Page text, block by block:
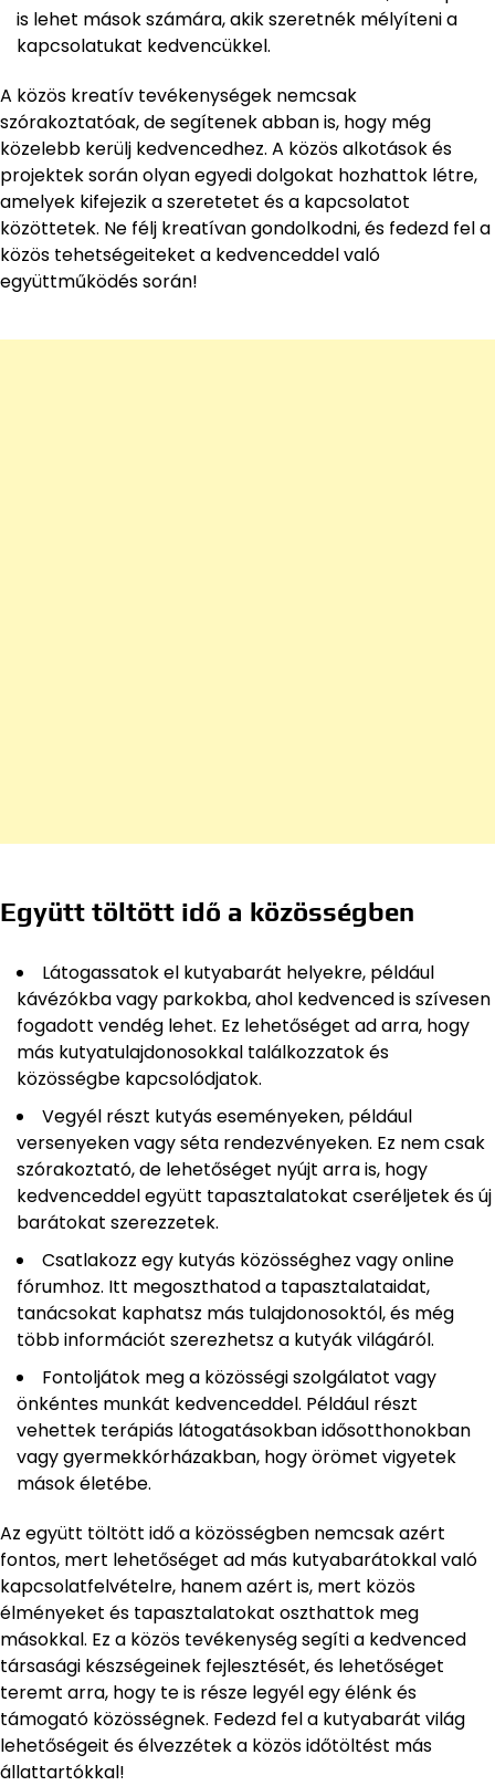
is lehet mások számára, akik szeretnék mélyíteni a
kapcsolatukat kedvencükkel.
A közös kreatív tevékenységek nemcsak
szórakoztatóak, de segítenek abban is, hogy még
közelebb kerülj kedvencedhez. A közös alkotások és
projektek során olyan egyedi dolgokat hozhattok létre,
amelyek kifejezik a szeretetet és a kapcsolatot
közöttetek. Ne félj kreatívan gondolkodni, és fedezd fel a
közös tehetségeiteket a kedvenceddel való
együttműködés során!
Együtt töltött idő a közösségben
Látogassatok el kutyabarát helyekre, például
kávézókba vagy parkokba, ahol kedvenced is szívesen
fogadott vendég lehet. Ez lehetőséget ad arra, hogy
más kutyatulajdonosokkal találkozzatok és
közösségbe kapcsolódjatok.
Vegyél részt kutyás eseményeken, például
versenyeken vagy séta rendezvényeken. Ez nem csak
szórakoztató, de lehetőséget nyújt arra is, hogy
kedvenceddel együtt tapasztalatokat cseréljetek és új
barátokat szerezzetek.
Csatlakozz egy kutyás közösséghez vagy online
fórumhoz. Itt megoszthatod a tapasztalataidat,
tanácsokat kaphatsz más tulajdonosoktól, és még
több információt szerezhetsz a kutyák világáról.
Fontoljátok meg a közösségi szolgálatot vagy
önkéntes munkát kedvenceddel. Például részt
vehettek terápiás látogatásokban idősotthonokban
vagy gyermekkórházakban, hogy örömet vigyetek
mások életébe.
Az együtt töltött idő a közösségben nemcsak azért
fontos, mert lehetőséget ad más kutyabarátokkal való
kapcsolatfelvételre, hanem azért is, mert közös
élményeket és tapasztalatokat oszthattok meg
másokkal. Ez a közös tevékenység segíti a kedvenced
társasági készségeinek fejlesztését, és lehetőséget
teremt arra, hogy te is része legyél egy élénk és
támogató közösségnek. Fedezd fel a kutyabarát világ
lehetőségeit és élvezzétek a közös időtöltést más
állattartókkal!